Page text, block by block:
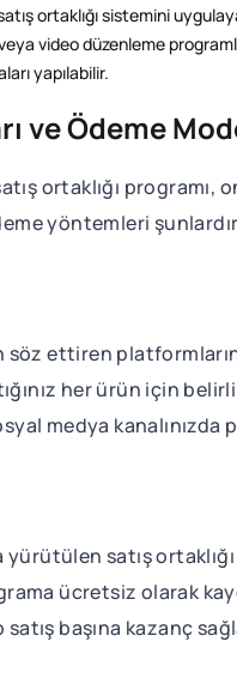
ortaklığı sistemini
video düzenleme
yapılabilir.
ve Ödeme
ortaklığı
yöntemleri
söz ettiren
her ürün için
medya
yürütülen satış
ücretsiz olarak
başına kazanç